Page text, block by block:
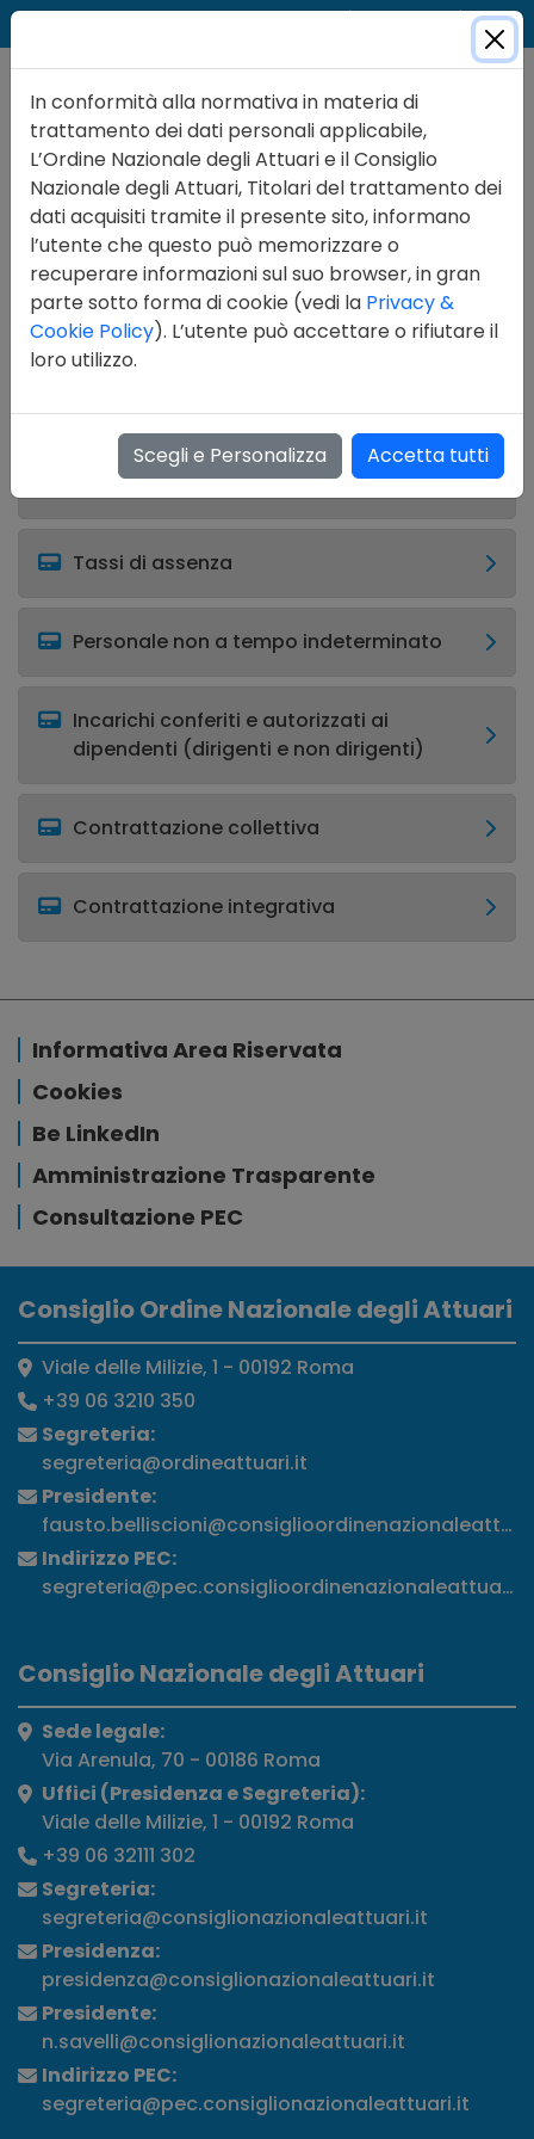
Amministrazione Trasparente
Dotazione organica
Tassi di assenza
Personale non a tempo indeterminato
Incarichi conferiti e autorizzati ai
dipendenti (dirigenti e non dirigenti)
Contrattazione collettiva
Contrattazione integrativa
Informativa Area Riservata
Cookies
Be LinkedIn
Amministrazione Trasparente
Consultazione PEC
Consiglio Ordine Nazionale degli Attuari
Viale delle Milizie, 1 - 00192 Roma
+39 06 3210 350
Segreteria:
segreteria@ordineattuari.it
Presidente:
Indirizzo PEC:
segreteria@pec.consiglioordinenazionaleattuari.it
Consiglio Nazionale degli Attuari
Sede legale:
Via Arenula, 70 - 00186 Roma
Uffici (Presidenza e Segreteria):
Viale delle Milizie, 1 - 00192 Roma
+39 06 32111 302
Segreteria:
segreteria@consiglionazionaleattuari.it
Presidenza:
presidenza@consiglionazionaleattuari.it
Presidente:
n.savelli@consiglionazionaleattuari.it
Indirizzo PEC:
segreteria@pec.consiglionazionaleattuari.it
In conformità alla normativa in materia di
trattamento dei dati personali applicabile,
L’Ordine Nazionale degli Attuari e il Consiglio
Nazionale degli Attuari, Titolari del trattamento dei
dati acquisiti tramite il presente sito, informano
l’utente che questo può memorizzare o
recuperare informazioni sul suo browser, in gran
parte sotto forma di cookie (vedi la Privacy &
Cookie Policy). L’utente può accettare o rifiutare il
loro utilizzo.
Scegli e Personalizza Accetta tutti